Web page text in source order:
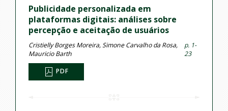
Publicidade personalizada em
plataformas digitais: análises sobre
percepção e aceitação de usuários
Cristielly Borges Moreira, Simone Carvalho da Rosa,
Mauricio Barth
p. 1-
23
PDF